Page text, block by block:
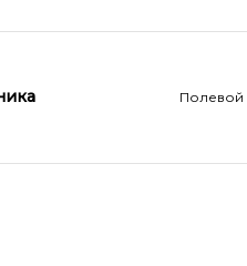
Полевой